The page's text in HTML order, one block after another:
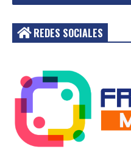
REDES SOCIALES